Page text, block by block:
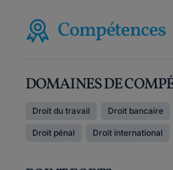
Compétences
DOMAINES DE
Droit du travail Droit bancaire
Droit pénal Droit international